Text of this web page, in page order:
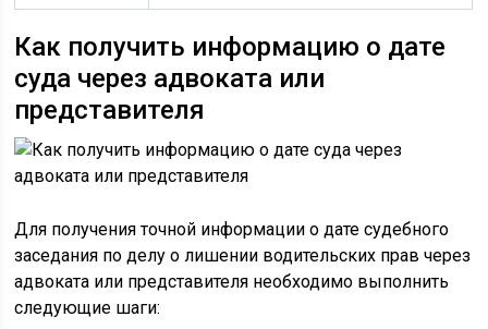
Как получить информацию о дате
суда через адвоката или
представителя
Для получения точной информации о дате судебного
заседания по делу о лишении водительских прав через
адвоката или представителя необходимо выполнить
следующие шаги: